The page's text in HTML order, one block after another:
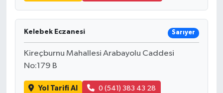
Kelebek Eczanesi Sarıyer
Kireçburnu Mahallesi Arabayolu Caddesi
No:179 B
Yol Tarifi Al 0 (541) 383 43 28